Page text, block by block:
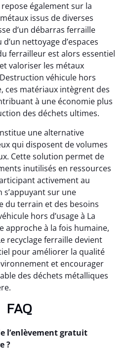
également sur la
issus de diverses
d’un débarras ferraille
nettoyage d’espaces
ferrailleur est alors essentiel
valoriser les métaux
véhicule hors
ces matériaux intègrent des
à une économie plus
des déchets ultimes.
une alternative
qui disposent de volumes
Cette solution permet de
inutilisés en ressources
activement au
s’appuyant sur une
du terrain et des besoins
hors d’usage à La
approche à la fois humaine,
recyclage ferraille devient
pour améliorer la qualité
et encourager
des déchets métalliques
FAQ
l’enlèvement gratuit
?